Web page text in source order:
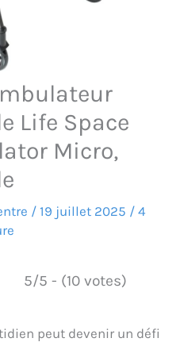
Life Space
Micro,
/ 19 juillet 2025 / 4
5/5 - (10 votes)
peut devenir un défi